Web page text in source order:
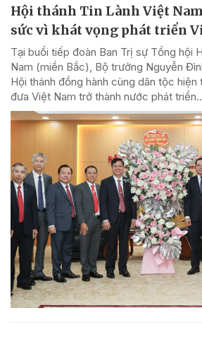
Hội thánh Tin Lành Việt
sức vì khát vọng phát triển
Tại buổi tiếp đoàn Ban Trị sự Tổng hội
Nam (miền Bắc), Bộ trưởng Nguyễn
Hội thánh đồng hành cùng dân tộc
đưa Việt Nam trở thành nước phát